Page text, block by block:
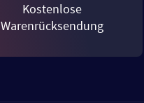
Kostenlose
Warenrücksendung